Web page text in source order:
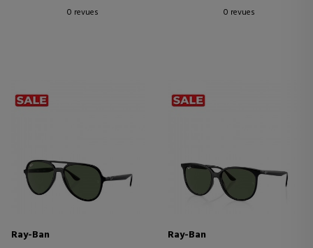
0 revues
0 revues
Ray-Ban
Ray-Ban